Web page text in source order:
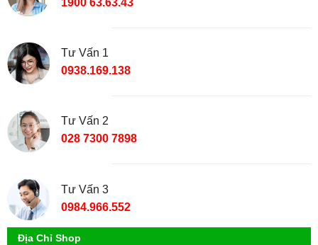
1900 63.63.43
Tư Vấn 1
0938.169.138
Tư Vấn 2
028 7300 7898
Tư Vấn 3
0984.966.552
Địa Chỉ Shop